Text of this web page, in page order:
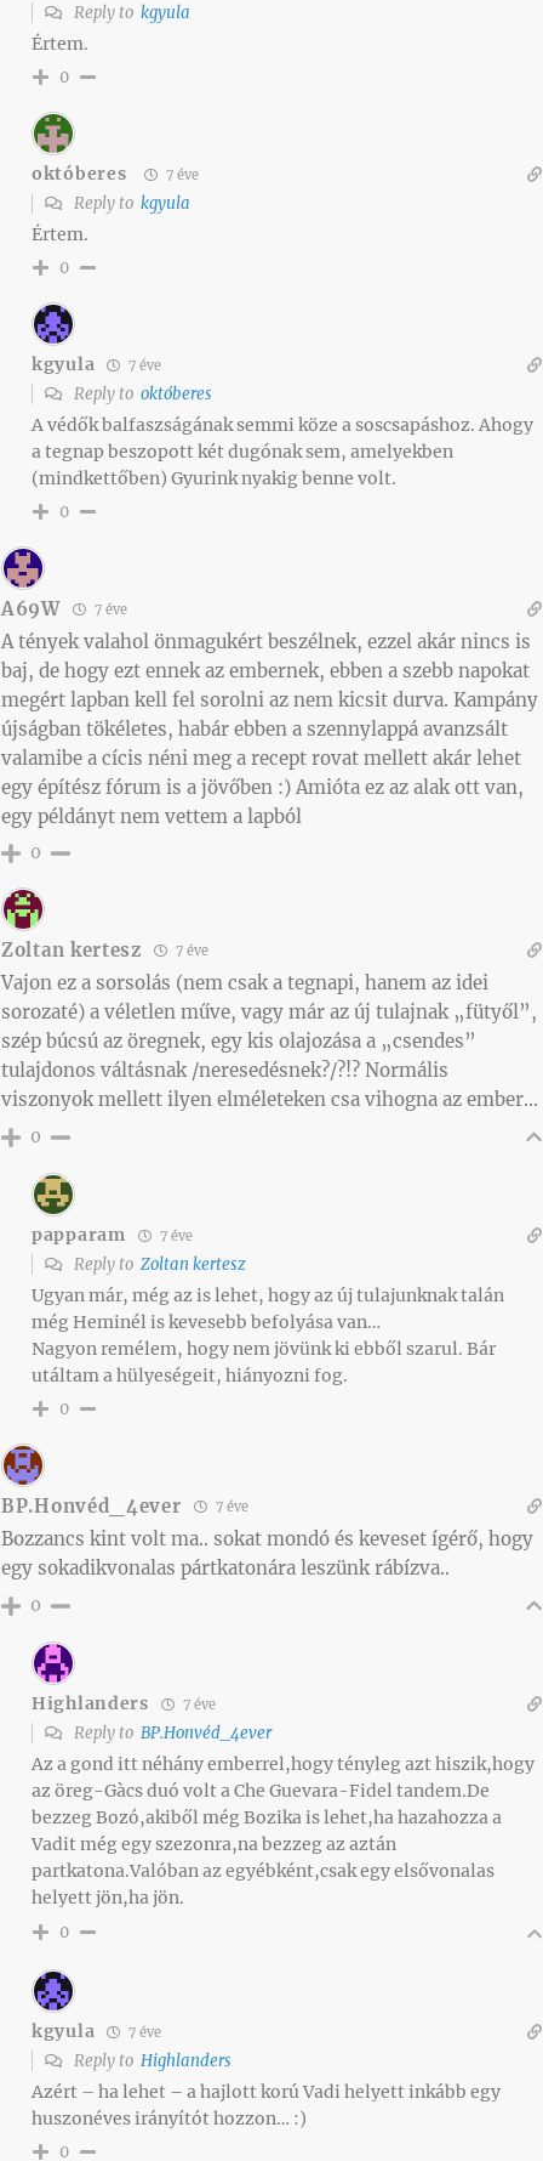
Reply to kgyula
Értem.
0
októberes 7 éve
Reply to kgyula
Értem.
0
kgyula 7 éve
Reply to októberes
A védők balfaszságának semmi köze a soscsapáshoz. Ahogy
a tegnap beszopott két dugónak sem, amelyekben
(mindkettőben) Gyurink nyakig benne volt.
0
A69W 7 éve
A tények valahol önmagukért beszélnek, ezzel akár nincs is
baj, de hogy ezt ennek az embernek, ebben a szebb napokat
megért lapban kell fel sorolni az nem kicsit durva. Kampány
újságban tökéletes, habár ebben a szennylappá avanzsált
valamibe a cícis néni meg a recept rovat mellett akár lehet
egy építész fórum is a jövőben :) Amióta ez az alak ott van,
egy példányt nem vettem a lapból
0
Zoltan kertesz 7 éve
Vajon ez a sorsolás (nem csak a tegnapi, hanem az idei
sorozaté) a véletlen műve, vagy már az új tulajnak „fütyől”,
szép búcsú az öregnek, egy kis olajozása a „csendes”
tulajdonos váltásnak /neresedésnek?/?!? Normális
viszonyok mellett ilyen elméleteken csa vihogna az ember…
0
papparam 7 éve
Reply to Zoltan kertesz
Ugyan már, még az is lehet, hogy az új tulajunknak talán
még Heminél is kevesebb befolyása van…
Nagyon remélem, hogy nem jövünk ki ebből szarul. Bár
utáltam a hülyeségeit, hiányozni fog.
0
BP.Honvéd_4ever 7 éve
Bozzancs kint volt ma.. sokat mondó és keveset ígérő, hogy
egy sokadikvonalas pártkatonára leszünk rábízva..
0
Highlanders 7 éve
Reply to BP.Honvéd_4ever
Az a gond itt néhány emberrel,hogy tényleg azt hiszik,hogy
az öreg-Gàcs duó volt a Che Guevara-Fidel tandem.De
bezzeg Bozó,akiből még Bozika is lehet,ha hazahozza a
Vadit még egy szezonra,na bezzeg az aztán
partkatona.Valóban az egyébként,csak egy elsővonalas
helyett jön,ha jön.
0
kgyula 7 éve
Reply to Highlanders
Azért – ha lehet – a hajlott korú Vadi helyett inkább egy
huszonéves irányítót hozzon… :)
0